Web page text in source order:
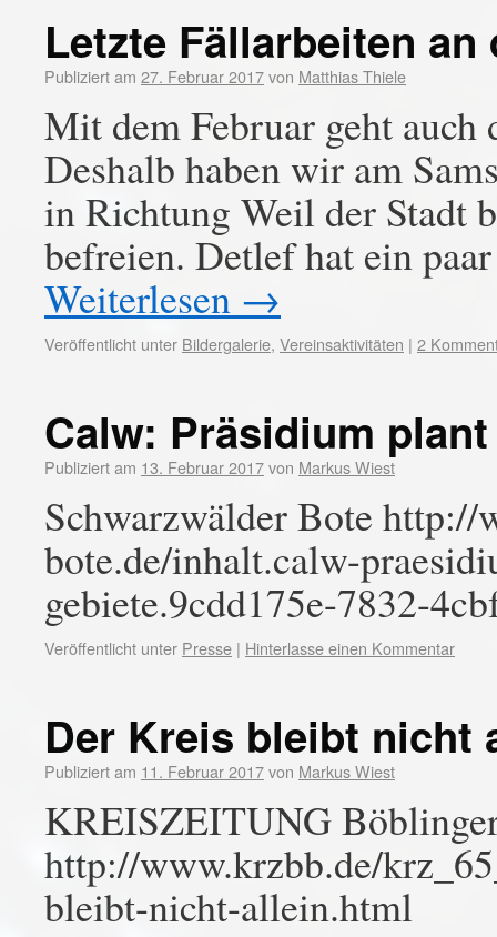
Letzte Fällarbeiten an
Publiziert am 27. Februar 2017von Matthias Thiele
Mit dem Februar geht
Deshalb haben wir am
in Richtung Weil der Stadt
befreien. Detlef hat ein
Weiterlesen →
Veröffentlicht unter Bildergalerie, Vereinsaktivitäten | 2
Calw: Präsidium
Publiziert am 13. Februar 2017von Markus Wiest
Schwarzwälder Bote http://
bote.de/inhalt.calw-
gebiete.9cdd175e-7832-
Veröffentlicht unter Presse | Hinterlasse einen Kommentar
Der Kreis bleibt nicht
Publiziert am 11. Februar 2017von Markus Wiest
KREISZEITUNG
http://www.krzbb.de/
bleibt-nicht-allein.html